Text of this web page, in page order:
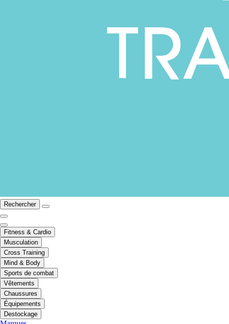
Rechercher
Fitness & Cardio
Musculation
Cross Training
Mind & Body
Sports de combat
Vêtements
Chaussures
Équipements
Destockage